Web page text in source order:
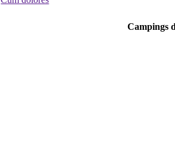
Campings